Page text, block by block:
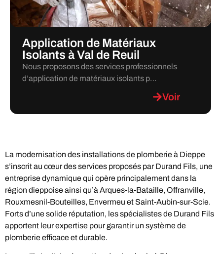
Application de Matériaux
Isolants à Val de Reuil
Nous proposons des services professionnels
d’application de matériaux isolants p…
Voir
La modernisation des installations de plomberie à Dieppe
s’inscrit au cœur des services proposés par Durand Fils, une
entreprise dynamique qui opère principalement dans la
région dieppoise ainsi qu’à Arques-la-Bataille, Offranville,
Rouxmesnil-Bouteilles, Envermeu et Saint-Aubin-sur-Scie.
Forts d’une solide réputation, les spécialistes de Durand Fils
apportent leur expertise pour garantir un système de
plomberie efficace et durable.